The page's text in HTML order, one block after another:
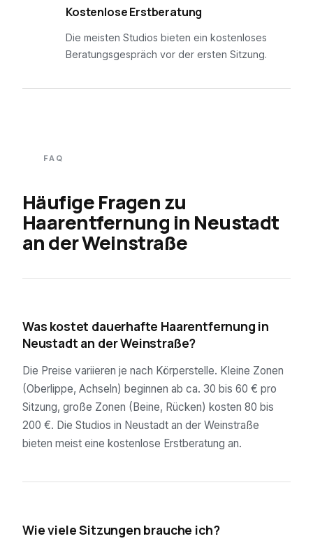
Kostenlose Erstberatung
Die meisten Studios bieten ein kostenloses
Beratungsgespräch vor der ersten Sitzung.
FAQ
Häufige Fragen zu
Haarentfernung in Neustadt
an der Weinstraße
Was kostet dauerhafte Haarentfernung in
Neustadt an der Weinstraße?
Die Preise variieren je nach Körperstelle. Kleine Zonen
(Oberlippe, Achseln) beginnen ab ca. 30 bis 60 € pro
Sitzung, große Zonen (Beine, Rücken) kosten 80 bis
200 €. Die Studios in Neustadt an der Weinstraße
bieten meist eine kostenlose Erstberatung an.
Wie viele Sitzungen brauche ich?